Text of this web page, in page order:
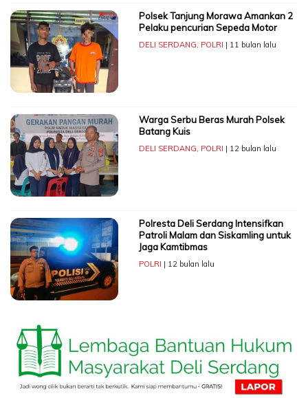
Polsek Tanjung Morawa Amankan 2
Pelaku pencurian Sepeda Motor
DELI SERDANG, POLRI | 11 bulan lalu
Warga Serbu Beras Murah Polsek
Batang Kuis
DELI SERDANG, POLRI | 12 bulan lalu
Polresta Deli Serdang Intensifkan
Patroli Malam dan Siskamling untuk
Jaga Kamtibmas
POLRI | 12 bulan lalu